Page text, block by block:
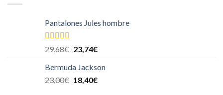
Pantalones Jules hombre
Valorado en
5.00
29,68€ 23,74€
Bermuda Jackson
23,00€ 18,40€